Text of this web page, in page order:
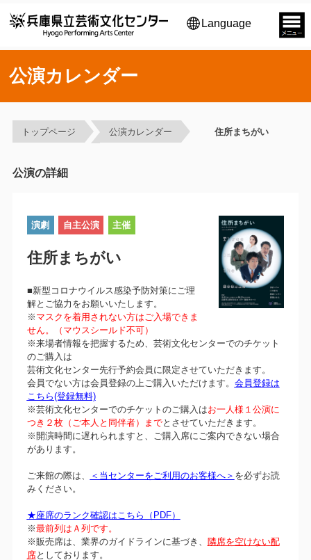
Language
公演カレンダー
トップページ 公演カレンダー 住所まちがい
公演の詳細
演劇 自主公演 主催
住所まちがい
■新型コロナウイルス感染予防対策にご理
解とご協力をお願いいたします。
※ マスクを着用されない方はご入場できま
せん。（マウスシールド不可）
※来場者情報を把握するため、芸術文化センターでのチケット
のご購入は
芸術文化センター先行予約会員に限定させていただきます。
会員でない方は会員登録の上ご購入いただけます。 会員登録は
こちら(登録無料)
※芸術文化センターでのチケットのご購入はお一人様１公演に
つき２枚（ご本人と同伴者）までとさせていただきます。
※開演時間に遅れられますと、ご購入席にご案内できない場合
があります。
ご来館の際は、 ＜当センターをご利用のお客様へ＞ を必ずお読
みください。
★座席のランク確認はこちら（PDF）
※最前列はＡ列です。
※販売席は、業界のガイドラインに基づき、 隣席を空けない配
席としております。